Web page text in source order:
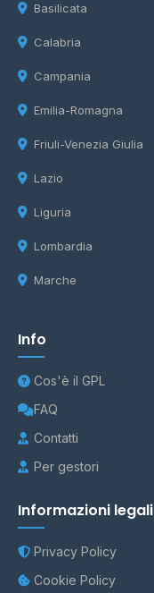
Basilicata
Calabria
Campania
Emilia-Romagna
Friuli-Venezia Giulia
Lazio
Liguria
Lombardia
Marche
Info
Cos'è il GPL
FAQ
Contatti
Per gestori
Informazioni legali
Privacy Policy
Cookie Policy